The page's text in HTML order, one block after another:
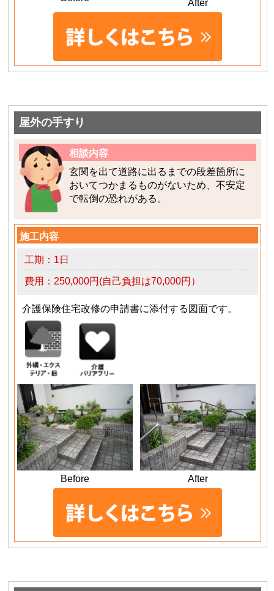
After
屋外の手すり
相談内容
玄関を出て道路に出るまでの段差箇所に
おいてつかまるものがないため、不安定
で転倒の恐れがある。
施工内容
工期：1日
費用：250,000円(自己負担は70,000円）
介護保険住宅改修の申請書に添付する図面です。
Before After